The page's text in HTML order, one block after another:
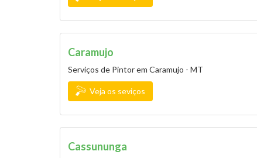
Caramujo
Serviços de Pintor em Caramujo - MT
Veja os seviços
Cassununga